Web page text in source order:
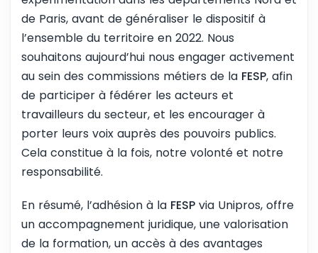
de Paris, avant de généraliser le dispositif à
l’ensemble du territoire en 2022. Nous
souhaitons aujourd’hui nous engager activement
au sein des commissions métiers de la FESP, afin
de participer à fédérer les acteurs et
travailleurs du secteur, et les encourager à
porter leurs voix auprès des pouvoirs publics.
Cela constitue à la fois, notre volonté et notre
responsabilité.
En résumé, l’adhésion à la FESP via Unipros, offre
un accompagnement juridique, une valorisation
de la formation, un accès à des avantages